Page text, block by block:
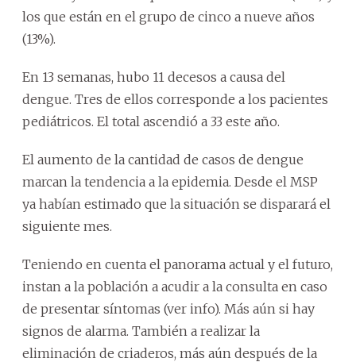
los que están en el grupo de cinco a nueve años
(13%).
En 13 semanas, hubo 11 decesos a causa del
dengue. Tres de ellos corresponde a los pacientes
pediátricos. El total ascendió a 33 este año.
El aumento de la cantidad de casos de dengue
marcan la tendencia a la epidemia. Desde el MSP
ya habían estimado que la situación se disparará el
siguiente mes.
Teniendo en cuenta el panorama actual y el futuro,
instan a la población a acudir a la consulta en caso
de presentar síntomas (ver info). Más aún si hay
signos de alarma. También a realizar la
eliminación de criaderos, más aún después de la